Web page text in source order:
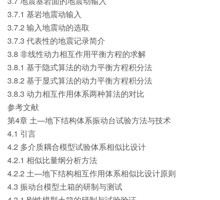
3.7.1 基岩地震动输入
3.7.2 输入地震动的选取
3.7.3 代表性的地震记录简介
3.8 非线性动力相互作用平衡方程的求解
3.8.1 基于隐式算法的动力平衡方程积分法
3.8.2 基于显式算法的动力平衡方程积分法
3.8.3 动力相互作用体系两种算法的对比
参考文献
第4章 土—地下结构体系振动台试验方法与技术
4.1 引言
4.2 多介质耦合模型试验体系相似比设计
4.2.1 相似比量纲分析方法
4.2.2 土—地下结构相互作用体系相似比设计原则
4.3 振动台模型土箱的研制与测试